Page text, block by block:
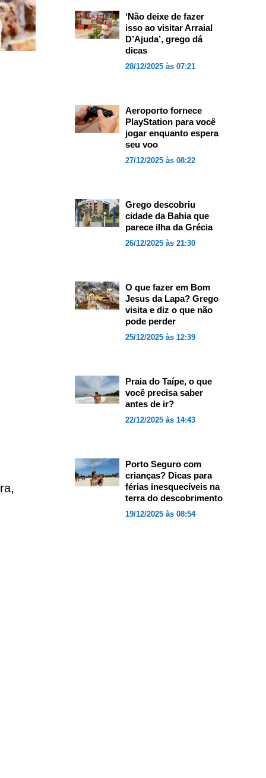
‘Não deixe de fazer
isso ao visitar Arraial
D’Ajuda’, grego dá
dicas
28/12/2025 às 07:21
Aeroporto fornece
PlayStation para você
jogar enquanto espera
seu voo
27/12/2025 às 08:22
Grego descobriu
cidade da Bahia que
parece ilha da Grécia
26/12/2025 às 21:30
O que fazer em Bom
Jesus da Lapa? Grego
visita e diz o que não
pode perder
25/12/2025 às 12:39
Praia do Taípe, o que
você precisa saber
antes de ir?
22/12/2025 às 14:43
Porto Seguro com
crianças? Dicas para
férias inesquecíveis na
terra do descobrimento
19/12/2025 às 08:54